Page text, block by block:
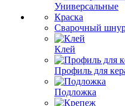
Универсальные
Краска
Сварочный
Клей
Профиль для
Подложка